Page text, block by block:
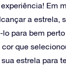
Em
a estrela,
para bem
que
estrela para